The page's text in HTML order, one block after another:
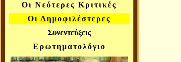
Οι Νεότερες Κριτικές
Οι Δημοφιλέστερες
Συνεντεύξεις
Ερωτηματολόγιο